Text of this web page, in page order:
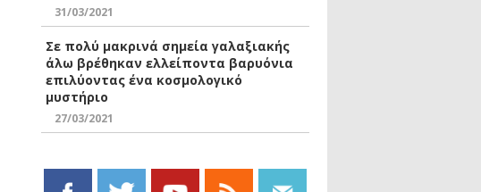
31/03/2021
Σε πολύ μακρινά σημεία γαλαξιακής
άλω βρέθηκαν ελλείποντα βαρυόνια
επιλύοντας ένα κοσμολογικό
μυστήριο
27/03/2021